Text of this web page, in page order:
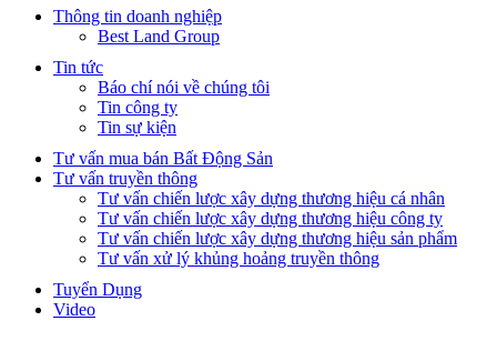
Thông tin doanh nghiệp
Best Land Group
Tin tức
Báo chí nói về chúng tôi
Tin công ty
Tin sự kiện
Tư vấn mua bán Bất Động Sản
Tư vấn truyền thông
Tư vấn chiến lược xây dựng thương hiệu cá nhân
Tư vấn chiến lược xây dựng thương hiệu công ty
Tư vấn chiến lược xây dựng thương hiệu sản phẩm
Tư vấn xử lý khủng hoảng truyền thông
Tuyển Dụng
Video